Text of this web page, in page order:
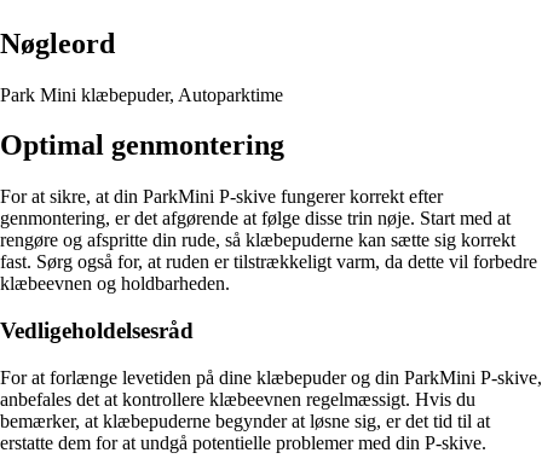
Nøgleord
Park Mini klæbepuder, Autoparktime
Optimal genmontering
For at sikre, at din ParkMini P-skive fungerer korrekt efter
genmontering, er det afgørende at følge disse trin nøje. Start med at
rengøre og afspritte din rude, så klæbepuderne kan sætte sig korrekt
fast. Sørg også for, at ruden er tilstrækkeligt varm, da dette vil forbedre
klæbeevnen og holdbarheden.
Vedligeholdelsesråd
For at forlænge levetiden på dine klæbepuder og din ParkMini P-skive,
anbefales det at kontrollere klæbeevnen regelmæssigt. Hvis du
bemærker, at klæbepuderne begynder at løsne sig, er det tid til at
erstatte dem for at undgå potentielle problemer med din P-skive.